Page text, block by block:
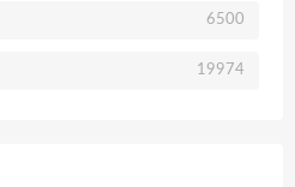
6500
19974